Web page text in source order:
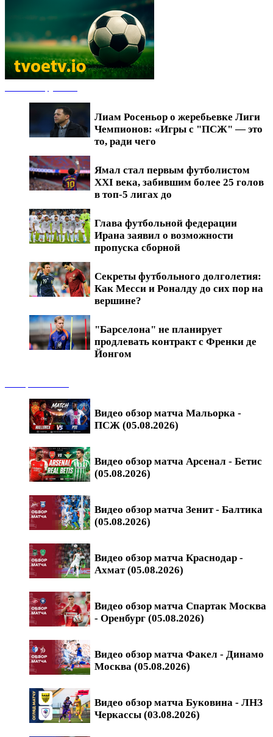
Лиам Росеньор о жеребьевке Лиги
Чемпионов: «Игры с "ПСЖ" — это
то, ради чего
Ямал стал первым футболистом
XXI века, забившим более 25 голов
в топ-5 лигах до
Глава футбольной федерации
Ирана заявил о возможности
пропуска сборной
Секреты футбольного долголетия:
Как Месси и Роналду до сих пор на
вершине?
"Барселона" не планирует
продлевать контракт с Френки де
Йонгом
Видео обзор матча Мальорка -
ПСЖ (05.08.2026)
Видео обзор матча Арсенал - Бетис
(05.08.2026)
Видео обзор матча Зенит - Балтика
(05.08.2026)
Видео обзор матча Краснодар -
Ахмат (05.08.2026)
Видео обзор матча Спартак Москва
- Оренбург (05.08.2026)
Видео обзор матча Факел - Динамо
Москва (05.08.2026)
Видео обзор матча Буковина - ЛНЗ
Черкассы (03.08.2026)